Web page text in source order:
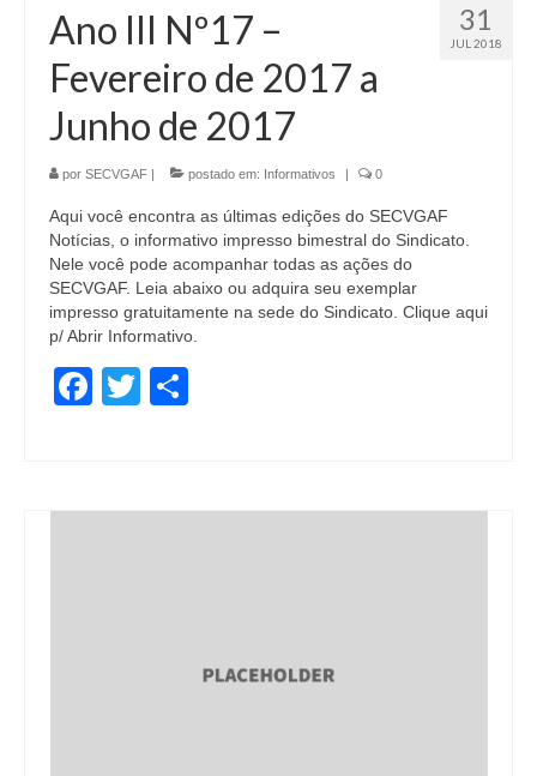
31
JUL 2018
Ano III Nº17 –
Fevereiro de 2017 a
Junho de 2017
por SECVGAF | postado em: Informativos | 0
Aqui você encontra as últimas edições do SECVGAF
Notícias, o informativo impresso bimestral do Sindicato.
Nele você pode acompanhar todas as ações do
SECVGAF. Leia abaixo ou adquira seu exemplar
impresso gratuitamente na sede do Sindicato. Clique aqui
p/ Abrir Informativo.
Facebook
Twitter